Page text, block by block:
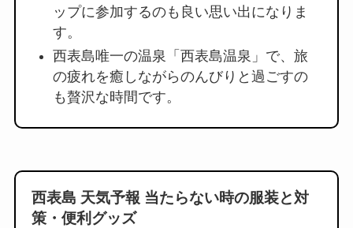
ップに参加するのも良い思い出になりま
す。
西表島唯一の温泉「西表島温泉」で、旅
の疲れを癒しながらのんびりと過ごすの
も贅沢な時間です。
西表島 天気予報 当たらない時の服装と対
策・便利グッズ